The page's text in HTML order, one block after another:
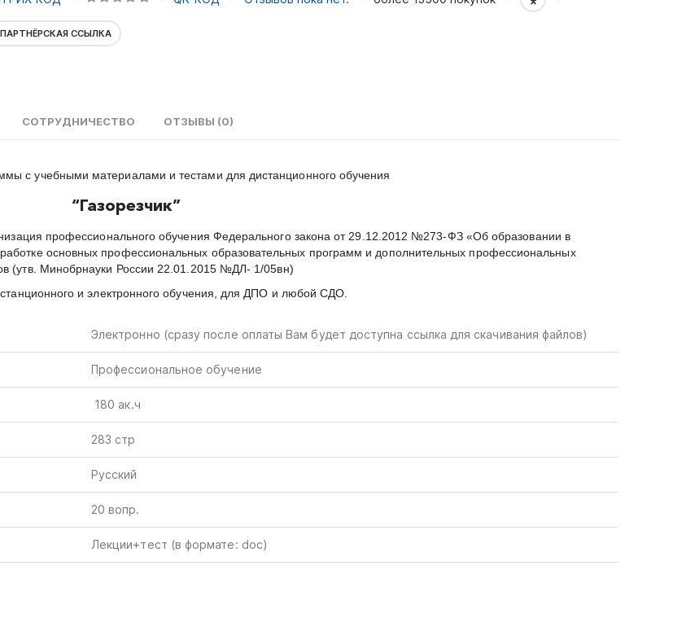
ПАРТНЁРСКАЯ ССЫЛКА
СОТРУДНИЧЕСТВО ОТЗЫВЫ (0)
с учебными материалами и тестами для дистанционного обучения
“Газорезчик”
профессионального обучения Федерального закона от 29.12.2012 №273-ФЗ «Об образовании в
основных профессиональных образовательных программ и дополнительных профессиональных
(утв. Минобрнауки России 22.01.2015 №ДЛ- 1/05вн)
и электронного обучения, для ДПО и любой СДО.
Электронно (сразу после оплаты Вам будет доступна ссылка для скачивания файлов)
Профессиональное обучение
180 ак.ч
283 стр
Русский
20 вопр.
Лекции+тест (в формате: doc)